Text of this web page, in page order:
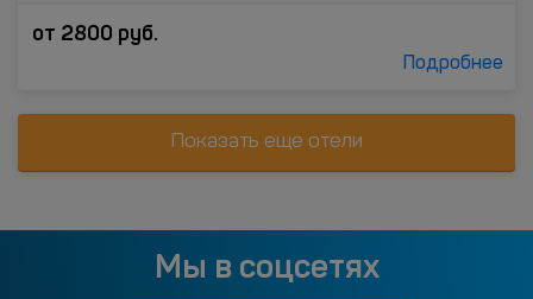
от 2800 руб.
Подробнее
Показать еще отели
Мы в соцсетях